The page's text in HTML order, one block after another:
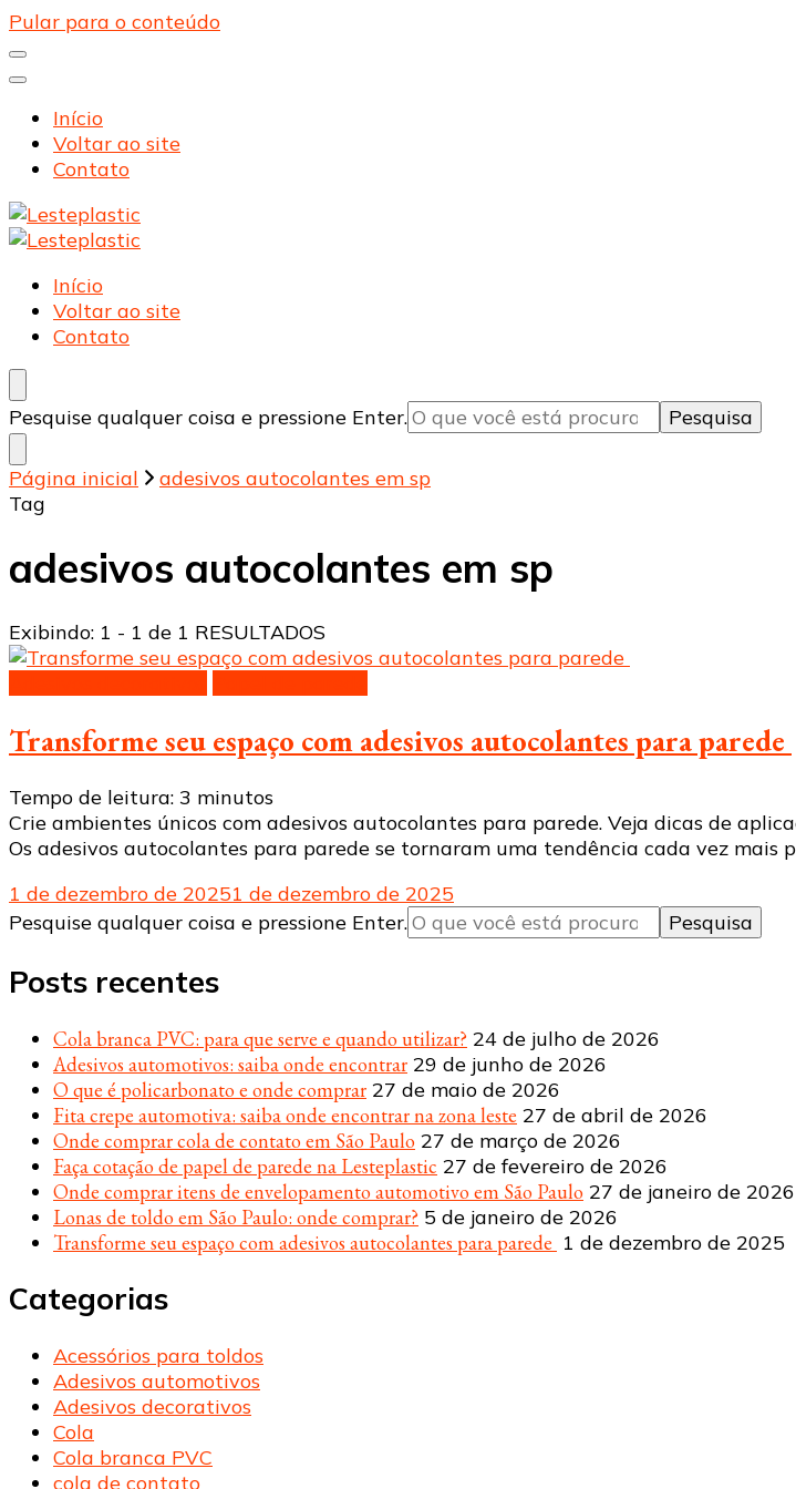
Pular para o conteúdo
Início
Voltar ao site
Contato
Lesteplastic
Blog – Lesteplastic
Lesteplastic
Blog – Lesteplastic
Início
Voltar ao site
Contato
Procurando
algo?
Pesquise qualquer coisa e pressione Enter.
Página inicial
adesivos autocolantes em sp
Tag
adesivos autocolantes em sp
Exibindo: 1 - 1 de 1 RESULTADOS
Transforme seu espaço com adesivos autocolantes para parede
Tempo de leitura: 3 minutos
Crie ambientes únicos com adesivos autocolantes para parede. Veja dicas de
Os adesivos autocolantes para parede se tornaram uma tendência cada vez mais
1 de dezembro de 20251 de dezembro de 2025
Procurando
Pesquise qualquer coisa e pressione Enter.
Posts recentes
Cola branca PVC: para que serve e quando utilizar? 24 de julho de 2026
Adesivos automotivos: saiba onde encontrar 29 de junho de 2026
O que é policarbonato e onde comprar 27 de maio de 2026
Fita crepe automotiva: saiba onde encontrar na zona leste 27 de abril de 2026
Onde comprar cola de contato em São Paulo 27 de março de 2026
Faça cotação de papel de parede na Lesteplastic 27 de fevereiro de 2026
Onde comprar itens de envelopamento automotivo em São Paulo 27 de janeiro de 2026
Lonas de toldo em São Paulo: onde comprar? 5 de janeiro de 2026
Transforme seu espaço com adesivos autocolantes para parede 1 de dezembro de 2025
Categorias
Acessórios para toldos
Adesivos automotivos
Adesivos decorativos
Cola
Cola branca PVC
cola de contato